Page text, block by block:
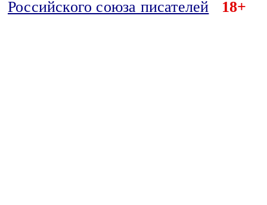
Российского союза писателей 18+